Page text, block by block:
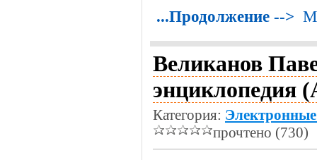
...Продолжение -->
Великанов
энциклопедия
Категория:
прочтено (730)